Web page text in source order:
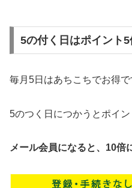
5の付く日はポイント5
毎月5日はあちこちでお得
5のつく日につかうとポイン
メール会員になると、10倍